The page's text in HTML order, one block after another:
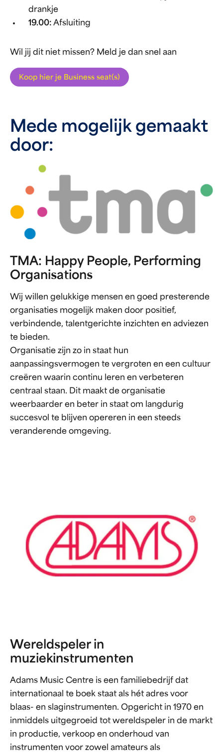
drankje
19.00: Afsluiting
Wil jij dit niet missen? Meld je dan snel aan
Koop hier je Business seat(s)
Mede mogelijk gemaakt
door:
TMA: Happy People, Performing
Organisations
Wij willen gelukkige mensen en goed presterende
organisaties mogelijk maken door positief,
verbindende, talentgerichte inzichten en adviezen
te bieden.
Organisatie zijn zo in staat hun
aanpassingsvermogen te vergroten en een cultuur
creëren waarin continu leren en verbeteren
centraal staan. Dit maakt de organisatie
weerbaarder en beter in staat om langdurig
succesvol te blijven opereren in een steeds
veranderende omgeving.
Wereldspeler in
muziekinstrumenten
Adams Music Centre is een familiebedrijf dat
internationaal te boek staat als hét adres voor
blaas- en slaginstrumenten. Opgericht in 1970 en
inmiddels uitgegroeid tot wereldspeler in de markt
in productie, verkoop en onderhoud van
instrumenten voor zowel amateurs als